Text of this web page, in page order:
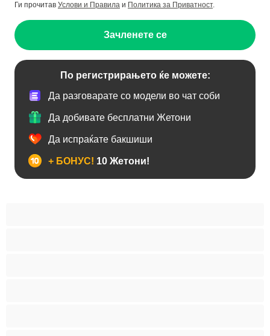
Ги прочитав Услови и Правила и Политика за Приватност.
Зачленете се
По регистрирањето ќе можете:
Да разговарате со модели во чат соби
Да добивате бесплатни Жетони
Да испраќате бакшиши
+ БОНУС! 10 Жетони!